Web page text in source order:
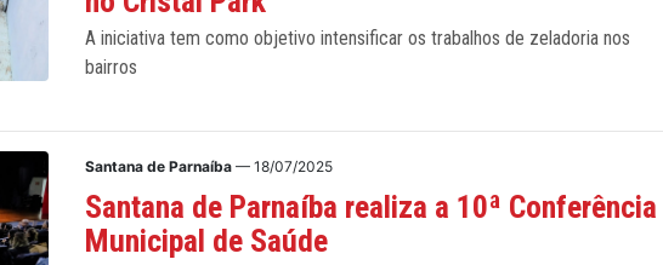
A iniciativa tem como objetivo intensificar os trabalhos de zeladoria nos
bairros
Santana de Parnaíba— 18/07/2025
Santana de Parnaíba realiza a 10ª Conferência
Municipal de Saúde